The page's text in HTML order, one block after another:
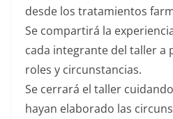
desde los tratamientos
Se compartirá la
cada integrante del taller a
roles y circunstancias.
Se cerrará el taller
hayan elaborado las